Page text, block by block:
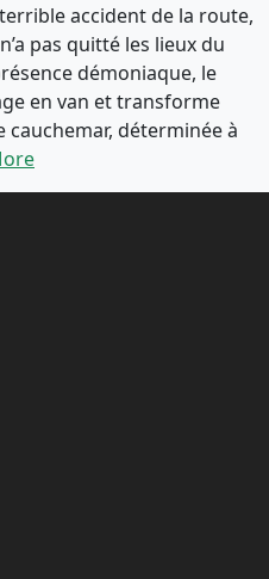
accident de la route,
pas quitté les lieux du
démoniaque, le
en van et transforme
déterminée à